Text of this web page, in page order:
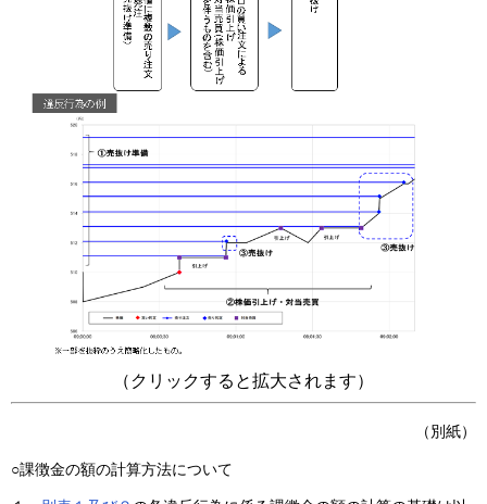
（クリックすると拡大されます）
（別紙）
○課徴金の額の計算方法について